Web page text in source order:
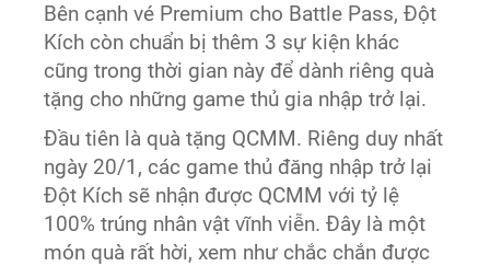
Bên cạnh vé Premium cho Battle Pass, Đột
Kích còn chuẩn bị thêm 3 sự kiện khác
cũng trong thời gian này để dành riêng quà
tặng cho những game thủ gia nhập trở lại.
Đầu tiên là quà tặng QCMM. Riêng duy nhất
ngày 20/1, các game thủ đăng nhập trở lại
Đột Kích sẽ nhận được QCMM với tỷ lệ
100% trúng nhân vật vĩnh viễn. Đây là một
món quà rất hời, xem như chắc chắn được